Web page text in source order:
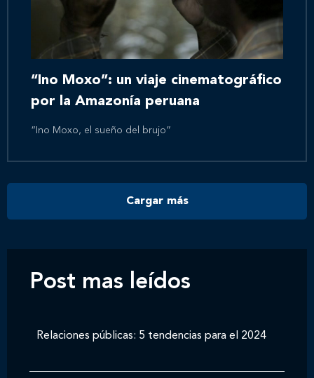
Inicio
Nosotros
Novedades
Contáctanos
“Ino Moxo”: un viaje cinematográfico
por la Amazonía peruana
“Ino Moxo, el sueño del brujo”
Cargar más
Post mas leídos
Relaciones públicas: 5 tendencias para el 2024